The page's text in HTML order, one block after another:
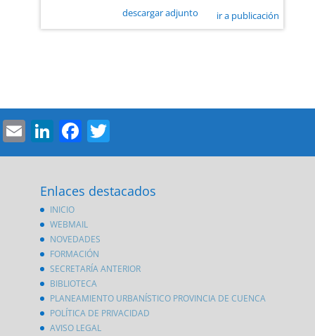
descargar adjunto ir a publicación
EmailLinkedIn
Facebook
Enlaces destacados
INICIO
WEBMAIL
NOVEDADES
FORMACIÓN
SECRETARÍA ANTERIOR
BIBLIOTECA
PLANEAMIENTO URBANÍSTICO PROVINCIA DE CUENCA
POLÍTICA DE PRIVACIDAD
AVISO LEGAL